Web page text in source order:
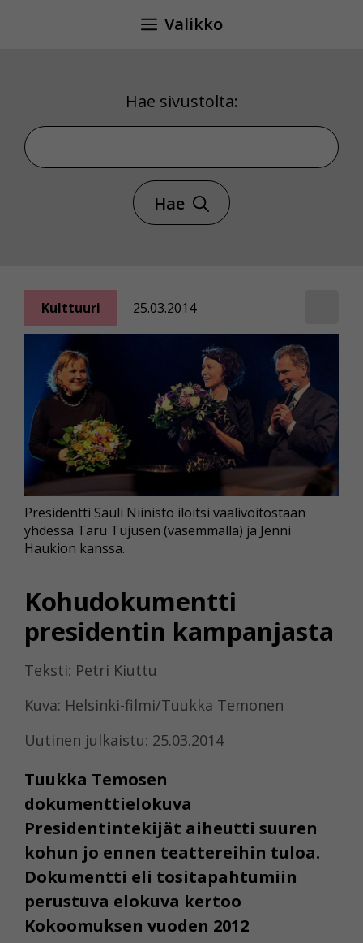
Valikko
Hae sivustolta:
Hae sivustolta
Hae
Kulttuuri 25.03.2014
Kohudokumentti
presidentin kampanjasta
Teksti: Petri Kiuttu
Kuva: Helsinki-filmi/Tuukka Temonen
Uutinen julkaistu: 25.03.2014
Tuukka Temosen
dokumenttielokuva
Presidentintekijät aiheutti suuren
kohun jo ennen teattereihin tuloa.
Dokumentti eli tositapahtumiin
perustuva elokuva kertoo
Kokoomuksen vuoden 2012
Presidentti Sauli Niinistö iloitsi vaalivoitostaan
yhdessä Taru Tujusen (vasemmalla) ja Jenni
Haukion kanssa.